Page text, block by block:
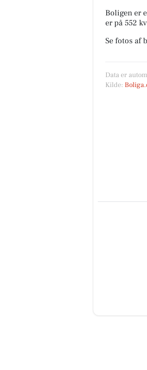
Boligen er
er på 552
Se fotos af
Data er
Kilde: